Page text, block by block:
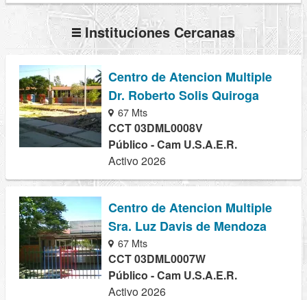
Instituciones Cercanas
Centro de Atencion Multiple
Dr. Roberto Solis Quiroga
67 Mts
CCT 03DML0008V
Público - Cam U.S.A.E.R.
Activo 2026
Centro de Atencion Multiple
Sra. Luz Davis de Mendoza
67 Mts
CCT 03DML0007W
Público - Cam U.S.A.E.R.
Activo 2026